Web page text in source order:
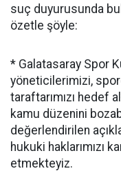
suç duyurusunda
özetle şöyle:
* Galatasaray Spor
yöneticilerimizi,
taraftarımızı hedef
kamu düzenini
değerlendirilen
hukuki haklarımızı
etmekteyiz.